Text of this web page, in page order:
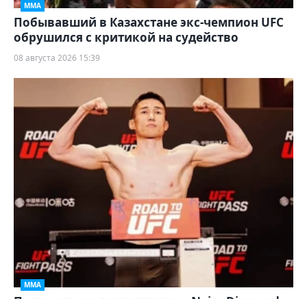
ММА
Побывавший в Казахстане экс-чемпион UFC
обрушился с критикой на судейство
08 августа 2026 15:39
ММА